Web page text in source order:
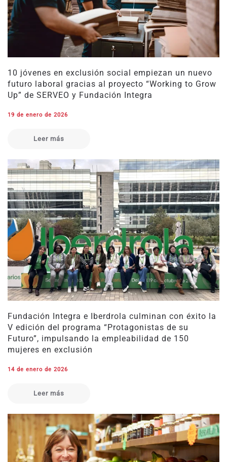
10 jóvenes en exclusión social empiezan un nuevo
futuro laboral gracias al proyecto “Working to Grow
Up” de SERVEO y Fundación Integra
19 de enero de 2026
Leer más
Fundación Integra e Iberdrola culminan con éxito la
V edición del programa “Protagonistas de su
Futuro”, impulsando la empleabilidad de 150
mujeres en exclusión
14 de enero de 2026
Leer más